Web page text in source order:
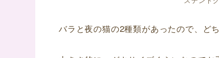
バラと夜の猫の2種類があったので、ど